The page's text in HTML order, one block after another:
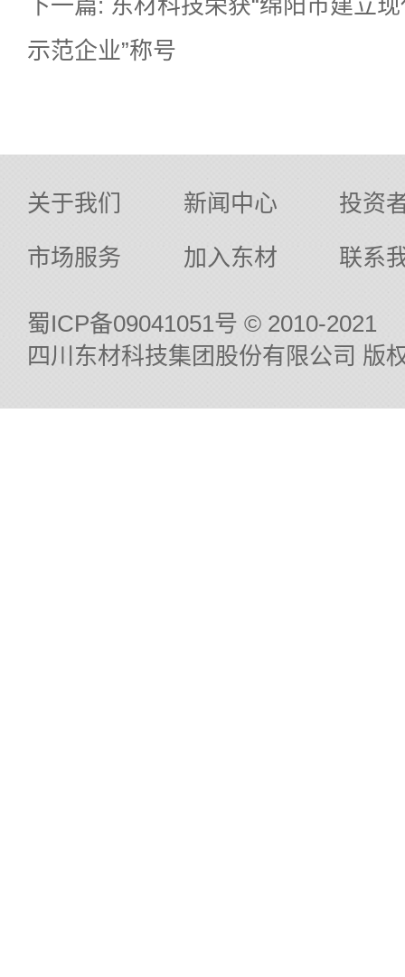
下一篇: 东材科技荣获“绵阳市建立
示范企业”称号
关于我们 新闻中心
投资
市场服务
加入东材 联系
蜀ICP备09041051号 © 2010-2021
四川东材科技集团股份有限公司 版